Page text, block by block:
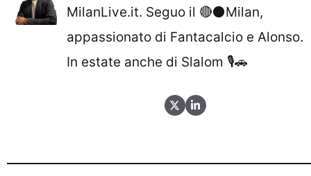
MilanLive.it. Seguo il 🔴⚫️Milan,
appassionato di Fantacalcio e Alonso.
In estate anche di Slalom 🎙🚗